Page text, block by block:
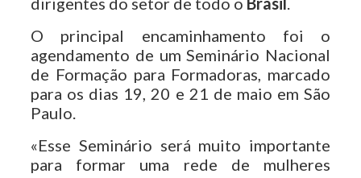
O principal encaminhamento foi o
agendamento de um Seminário Nacional
de Formação para Formadoras, marcado
para os dias 19, 20 e 21 de maio em São
Paulo.
«Esse Seminário será muito importante
para formar uma rede de mulheres